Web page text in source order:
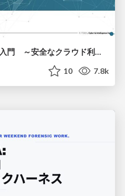
クラウドセキュリティ入門 ～安全なクラウド利用のための基礎知識～
10 7.8k